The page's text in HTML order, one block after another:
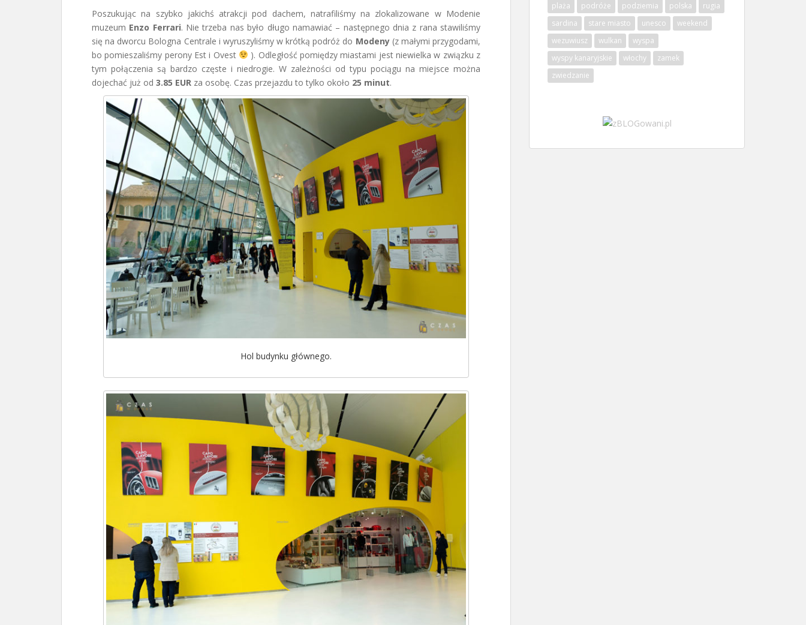
Poszukując na szybko jakichś atrakcji pod dachem, natrafiliśmy na zlokalizowane w Modenie
muzeum Enzo Ferrari. Nie trzeba nas było długo namawiać – następnego dnia z rana stawiliśmy
się na dworcu Bologna Centrale i wyruszyliśmy w krótką podróż do Modeny(z małymi przygodami,
bo pomieszaliśmy perony Est i Ovest
). Odległość pomiędzy miastami jest niewielka w związku z
tym połączenia są bardzo częste i niedrogie. W zależności od typu pociągu na miejsce można
dojechać już od 3.85 EUR za osobę. Czas przejazdu to tylko około 25 minut.
Hol budynku głównego.
plaża
podróże podziemia polska
rugia
sardina
stare miasto unesco
weekend
wezuwiusz
wulkan
wyspa
wyspy kanaryjskie
włochy
zamek
zwiedzanie